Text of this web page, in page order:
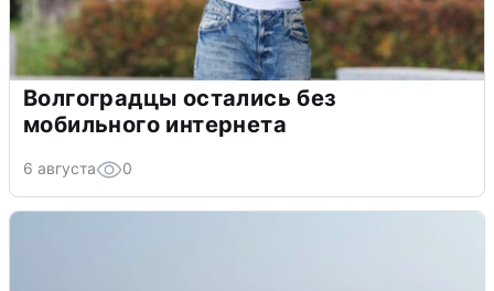
Волгоградцы остались без
мобильного интернета
6 августа 0